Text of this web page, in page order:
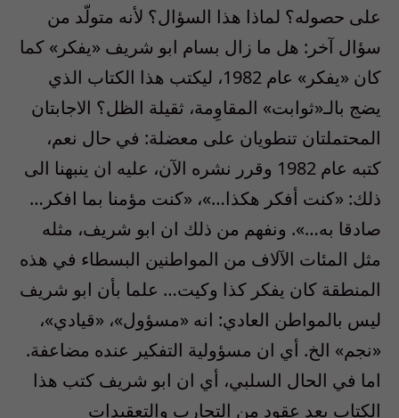
على حصوله؟ لماذا هذا السؤال؟ لأنه متولّد من
سؤال آخر: هل ما زال بسام ابو شريف «يفكر» كما
كان «يفكر» عام 1982، ليكتب هذا الكتاب الذي
يضج بالـ«ثوابت» المقاوِمة، ثقيلة الظل؟ الاجابتان
المحتملتان تنطويان على معضلة: في حال نعم،
كتبه عام 1982 وقرر نشره الآن، عليه ان ينبهنا الى
ذلك: «كنت أفكر هكذا…»، «كنت مؤمنا بما افكر…
صادقا به…». ونفهم من ذلك ان ابو شريف، مثله
مثل المئات الآلاف من المواطنين البسطاء في هذه
المنطقة كان يفكر كذا وكيت… علما بأن ابو شريف
ليس بالمواطن العادي: انه «مسؤول»، «قيادي»،
«نجم» الخ. أي ان مسؤولية التفكير عنده مضاعفة.
اما في الحال السلبي، أي ان ابو شريف كتب هذا
الكتاب بعد عقود من التجارب والتعقيدات